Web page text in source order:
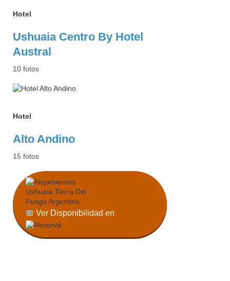
Hotel
Ushuaia Centro By Hotel
Austral
10 fotos
Hotel
Alto Andino
15 fotos
📅 Ver Disponibilidad en